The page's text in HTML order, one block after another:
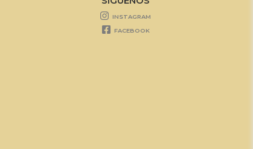
INSTAGRAM
FACEBOOK